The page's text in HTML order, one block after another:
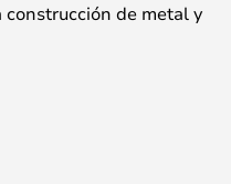
construcción de metal y
vivos amarillo, negro
cocina o la oficina, este